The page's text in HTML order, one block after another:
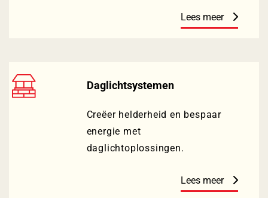
Lees meer
Daglichtsystemen
Creëer helderheid en bespaar
energie met
daglichtoplossingen.
Lees meer